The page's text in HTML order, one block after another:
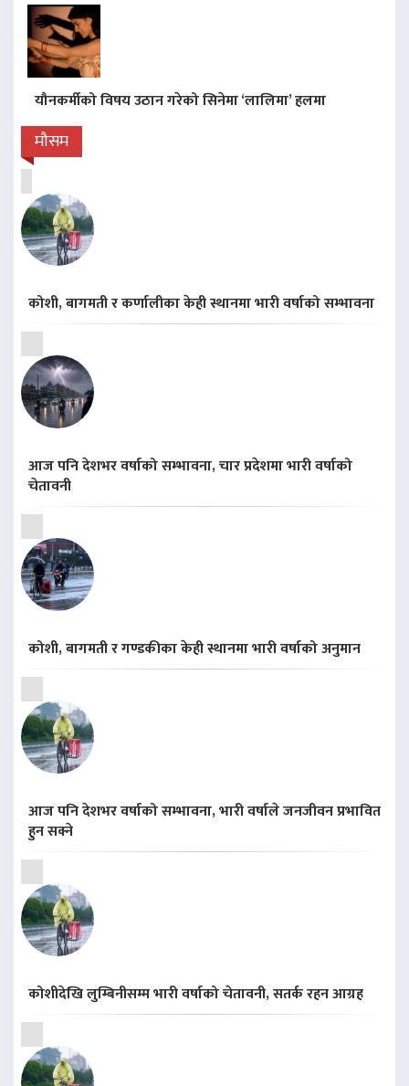
यौनकर्मीको विषय उठान गरेको सिनेमा ‘लालिमा’ हलमा
मौसम
कोशी, बागमती र कर्णालीका केही स्थानमा भारी वर्षाको सम्भावना
आज पनि देशभर वर्षाको सम्भावना, चार प्रदेशमा भारी वर्षाको
चेतावनी
कोशी, बागमती र गण्डकीका केही स्थानमा भारी वर्षाको अनुमान
आज पनि देशभर वर्षाको सम्भावना, भारी वर्षाले जनजीवन प्रभावित
हुन सक्ने
कोशीदेखि लुम्बिनीसम्म भारी वर्षाको चेतावनी, सतर्क रहन आग्रह